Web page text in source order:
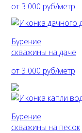
от 3 000 руб/метр
Бурение
скважины на даче
от 3 000 руб/метр
Бурение
скважины на песок